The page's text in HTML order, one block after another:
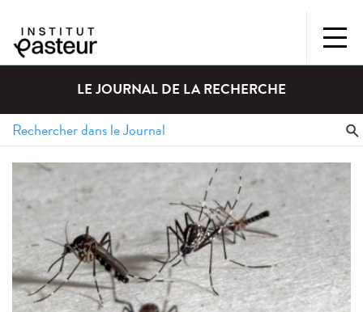
LE JOURNAL DE LA RECHERCHE